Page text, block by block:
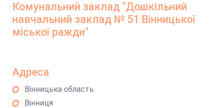
Комунальний заклад "Дошкільний
навчальний заклад № 51 Вінницької
міської ражди"
Адреса
Вінницька область
Вінниця